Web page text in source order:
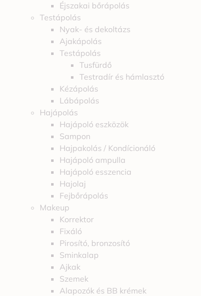
Éjszakai bőrápolás
Testápolás
Nyak- és dekoltázs
Ajakápolás
Testápolás
Tusfürdő
Testradír és hámlasztó
Kézápolás
Lábápolás
Hajápolás
Hajápoló eszközök
Sampon
Hajpakolás / Kondícionáló
Hajápoló ampulla
Hajápoló esszencia
Hajolaj
Fejbőrápolás
Makeup
Korrektor
Fixáló
Pirosító, bronzosító
Sminkalap
Ajkak
Szemek
Alapozók és BB krémek